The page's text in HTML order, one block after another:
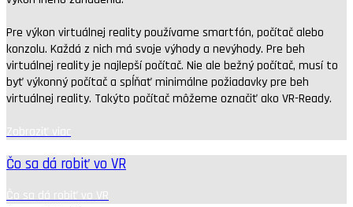
Pre výkon virtuálnej reality používame smartfón, počítač alebo
konzolu. Každá z nich má svoje výhody a nevýhody. Pre beh
virtuálnej reality je najlepší počítač. Nie ale bežný počítač, musí to
byť výkonný počítač a spĺňať minimálne požiadavky pre beh
virtuálnej reality. Takýto počítač môžeme označiť ako VR-Ready.
Zobraziť viac
Čo sa dá robiť vo VR
Čo sa dá robiť vo VR